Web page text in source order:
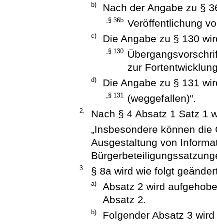
b) Nach der Angabe zu §
„§ 36b Veröffentlichung
c) Die Angabe zu § 130
„§ 130
zur
d) Die Angabe zu § 131
„§ 131 (weggefallen)“.
2.
Nach § 4 Absatz 1 Satz 1
„Insbesondere können
Ausgestaltung von
3. § 8a wird wie folgt
a)
Absatz 2 wird
Absatz 2.
b)
Folgender Absatz 3